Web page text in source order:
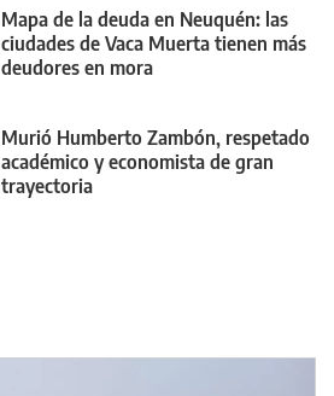
Mapa de la deuda en Neuquén: las
ciudades de Vaca Muerta tienen más
deudores en mora
Murió Humberto Zambón, respetado
académico y economista de gran
trayectoria